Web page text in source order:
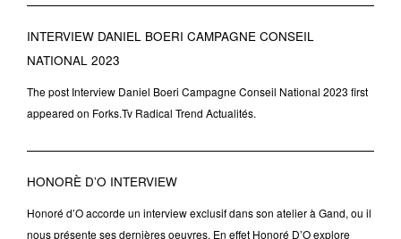
INTERVIEW DANIEL BOERI CAMPAGNE CONSEIL
NATIONAL 2023
The post Interview Daniel Boeri Campagne Conseil National 2023 first
appeared on Forks.Tv Radical Trend Actualités.
HONORÈ D’O INTERVIEW
Honoré d’O accorde un interview exclusif dans son atelier à Gand, ou il
nous présente ses dernières oeuvres. En effet Honoré D’O explore